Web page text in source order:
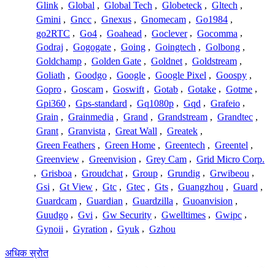
Glink , Global , Global Tech , Globeteck , Gltech ,
Gmini , Gncc , Gnexus , Gnomecam , Go1984 ,
go2RTC , Go4 , Goahead , Goclever , Gocomma ,
Godraj , Gogogate , Going , Goingtech , Golbong ,
Goldchamp , Golden Gate , Goldnet , Goldstream ,
Goliath , Goodgo , Google , Google Pixel , Goospy ,
Gopro , Goscam , Goswift , Gotab , Gotake , Gotme ,
Gpi360 , Gps-standard , Gq1080p , Gqd , Grafeio ,
Grain , Grainmedia , Grand , Grandstream , Grandtec ,
Grant , Granvista , Great Wall , Greatek ,
Green Feathers , Green Home , Greentech , Greentel ,
Greenview , Greenvision , Grey Cam , Grid Micro Corp.
, Grisboa , Groudchat , Group , Grundig , Grwibeou ,
Gsi , Gt View , Gtc , Gtec , Gts , Guangzhou , Guard ,
Guardcam , Guardian , Guardzilla , Guoanvision ,
Guudgo , Gvi , Gw Security , Gwelltimes , Gwipc ,
Gynoii , Gyration , Gyuk , Gzhou
अधिक स्रोत